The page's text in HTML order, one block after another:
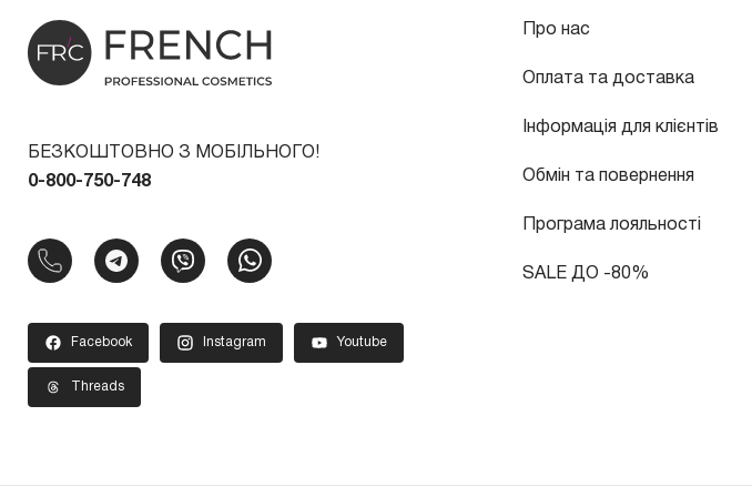
БЕЗКОШТОВНО З МОБІЛЬНОГО!
0-800-750-748
Facebook Instagram Youtube
Threads
Про нас
Оплата та доставка
Інформація для клієнтів
Обмін та повернення
Програма лояльності
SALE ДО -80%